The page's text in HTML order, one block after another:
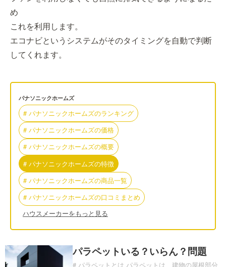
め
これを利用します。
エコナビというシステムがそのタイミングを自動で判断
してくれます。
パナソニックホームズ
# パナソニックホームズのランキング
# パナソニックホームズの価格
# パナソニックホームズの概要
# パナソニックホームズの特徴
# パナソニックホームズの商品一覧
# パナソニックホームズの口コミまとめ
ハウスメーカーをもっと見る
パラペットいる？いらん？問題
# パラペットとは パラペットは、建物の屋根部分